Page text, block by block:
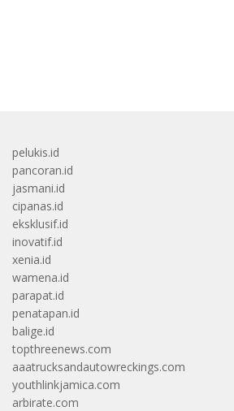
pelukis.id
pancoran.id
jasmani.id
cipanas.id
eksklusif.id
inovatif.id
xenia.id
wamena.id
parapat.id
penatapan.id
balige.id
topthreenews.com
aaatrucksandautowreckings.com
youthlinkjamica.com
arbirate.com